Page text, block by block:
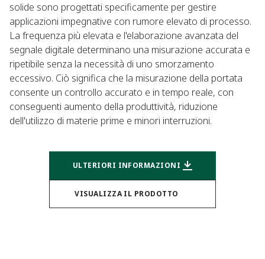
solide sono progettati specificamente per gestire
applicazioni impegnative con rumore elevato di processo.
La frequenza più elevata e l'elaborazione avanzata del
segnale digitale determinano una misurazione accurata e
ripetibile senza la necessità di uno smorzamento
eccessivo. Ciò significa che la misurazione della portata
consente un controllo accurato e in tempo reale, con
conseguenti aumento della produttività, riduzione
dell'utilizzo di materie prime e minori interruzioni.
ULTERIORI INFORMAZIONI
VISUALIZZA IL PRODOTTO